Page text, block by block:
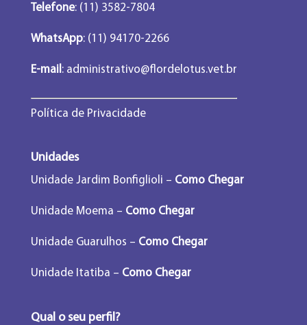
Telefone: (11) 3582-7804
WhatsApp: (11) 94170-2266
E-mail :administrativo@flordelotus.vet.br
Política de Privacidade
Unidades
Unidade Jardim Bonfiglioli – Como Chegar
Unidade Moema – Como Chegar
Unidade Guarulhos – Como Chegar
Unidade Itatiba – Como Chegar
Qual o seu perfil?